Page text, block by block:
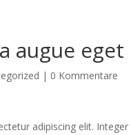
augue eget
| 0 Kommentare
adipiscing elit.